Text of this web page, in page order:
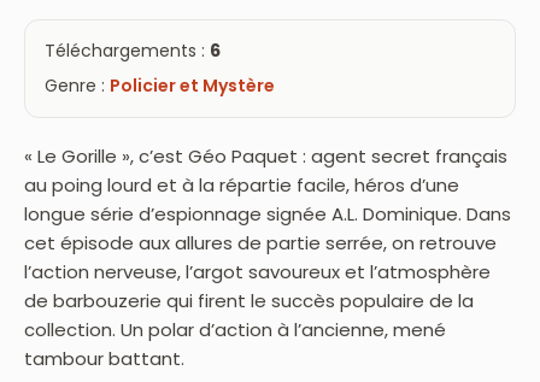
Téléchargements : 6
Genre : Policier et Mystère
« Le Gorille », c’est Géo Paquet : agent secret français
au poing lourd et à la répartie facile, héros d’une
longue série d’espionnage signée A.L. Dominique. Dans
cet épisode aux allures de partie serrée, on retrouve
l’action nerveuse, l’argot savoureux et l’atmosphère
de barbouzerie qui firent le succès populaire de la
collection. Un polar d’action à l’ancienne, mené
tambour battant.